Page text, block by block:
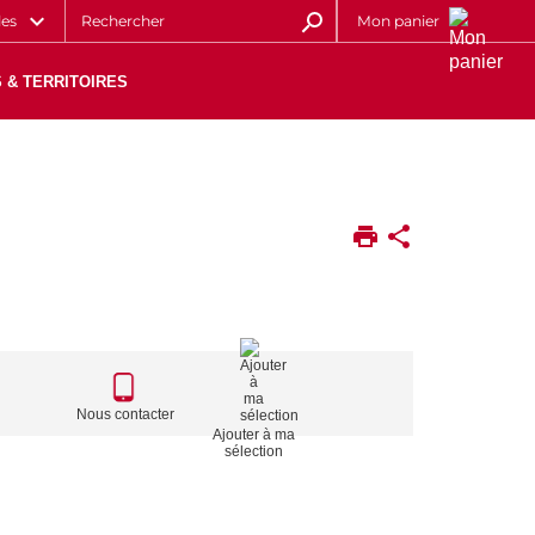
Mon panier
& TERRITOIRES
CALL
TO
ACTIONS
Nous contacter
Ajouter à ma
sélection